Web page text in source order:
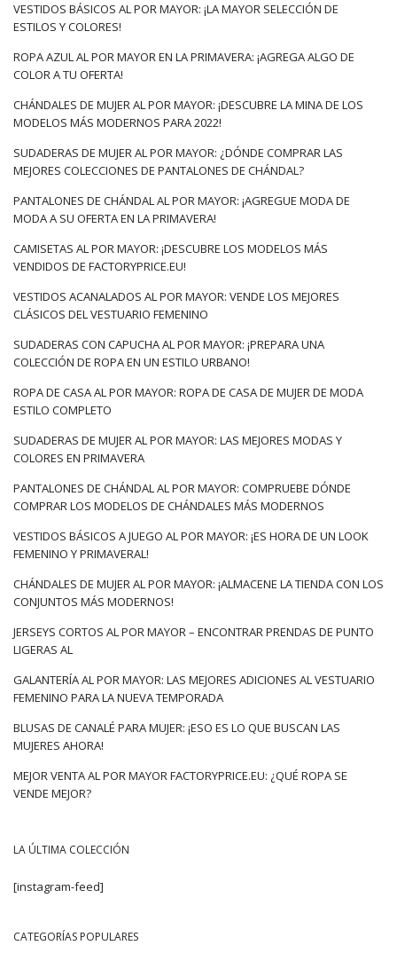
VESTIDOS BÁSICOS AL POR MAYOR: ¡LA MAYOR SELECCIÓN DE
ESTILOS Y COLORES!
ROPA AZUL AL POR MAYOR EN LA PRIMAVERA: ¡AGREGA ALGO DE
COLOR A TU OFERTA!
CHÁNDALES DE MUJER AL POR MAYOR: ¡DESCUBRE LA MINA DE LOS
MODELOS MÁS MODERNOS PARA 2022!
SUDADERAS DE MUJER AL POR MAYOR: ¿DÓNDE COMPRAR LAS
MEJORES COLECCIONES DE PANTALONES DE CHÁNDAL?
PANTALONES DE CHÁNDAL AL POR MAYOR: ¡AGREGUE MODA DE
MODA A SU OFERTA EN LA PRIMAVERA!
CAMISETAS AL POR MAYOR: ¡DESCUBRE LOS MODELOS MÁS
VENDIDOS DE FACTORYPRICE.EU!
VESTIDOS ACANALADOS AL POR MAYOR: VENDE LOS MEJORES
CLÁSICOS DEL VESTUARIO FEMENINO
SUDADERAS CON CAPUCHA AL POR MAYOR: ¡PREPARA UNA
COLECCIÓN DE ROPA EN UN ESTILO URBANO!
ROPA DE CASA AL POR MAYOR: ROPA DE CASA DE MUJER DE MODA
ESTILO COMPLETO
SUDADERAS DE MUJER AL POR MAYOR: LAS MEJORES MODAS Y
COLORES EN PRIMAVERA
PANTALONES DE CHÁNDAL AL POR MAYOR: COMPRUEBE DÓNDE
COMPRAR LOS MODELOS DE CHÁNDALES MÁS MODERNOS
VESTIDOS BÁSICOS A JUEGO AL POR MAYOR: ¡ES HORA DE UN LOOK
FEMENINO Y PRIMAVERAL!
CHÁNDALES DE MUJER AL POR MAYOR: ¡ALMACENE LA TIENDA CON LOS
CONJUNTOS MÁS MODERNOS!
JERSEYS CORTOS AL POR MAYOR – ENCONTRAR PRENDAS DE PUNTO
LIGERAS AL
GALANTERÍA AL POR MAYOR: LAS MEJORES ADICIONES AL VESTUARIO
FEMENINO PARA LA NUEVA TEMPORADA
BLUSAS DE CANALÉ PARA MUJER: ¡ESO ES LO QUE BUSCAN LAS
MUJERES AHORA!
MEJOR VENTA AL POR MAYOR FACTORYPRICE.EU: ¿QUÉ ROPA SE
VENDE MEJOR?
LA ÚLTIMA COLECCIÓN
[instagram-feed]
CATEGORÍAS POPULARES